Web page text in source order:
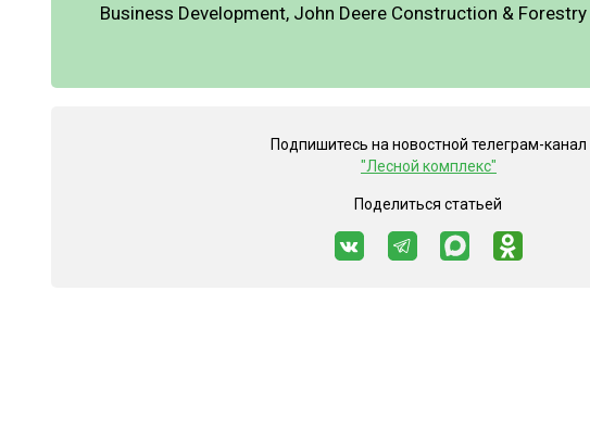
Business Development, John Deere Construction &
Подпишитесь на новостной телеграм-канал
"Лесной комплекс"
Поделиться статьей